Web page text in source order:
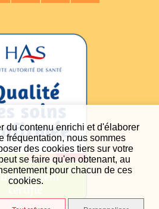
du contenu enrichi et d'élaborer
fréquentation, nous sommes
des cookies tiers sur votre
se faire qu'en obtenant, au
pour chacun de ces
cookies.